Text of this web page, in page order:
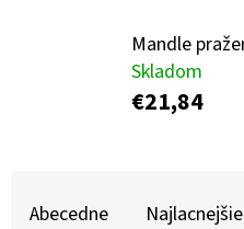
Mandle
Skladom
€21,84
Abecedne Najlacnejšie
HĽADAŤ